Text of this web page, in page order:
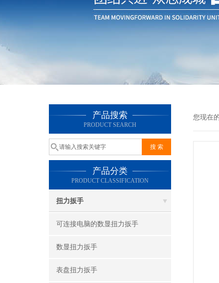
产品搜索
PRODUCT SEARCH
产品分类
PRODUCT CLASSIFICATION
扭力扳手
可连接电脑的数显扭力扳手
数显扭力扳手
表盘扭力扳手
您现在